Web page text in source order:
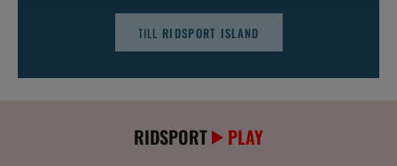
TILL RIDSPORT ISLAND
RIDSPORT PLAY